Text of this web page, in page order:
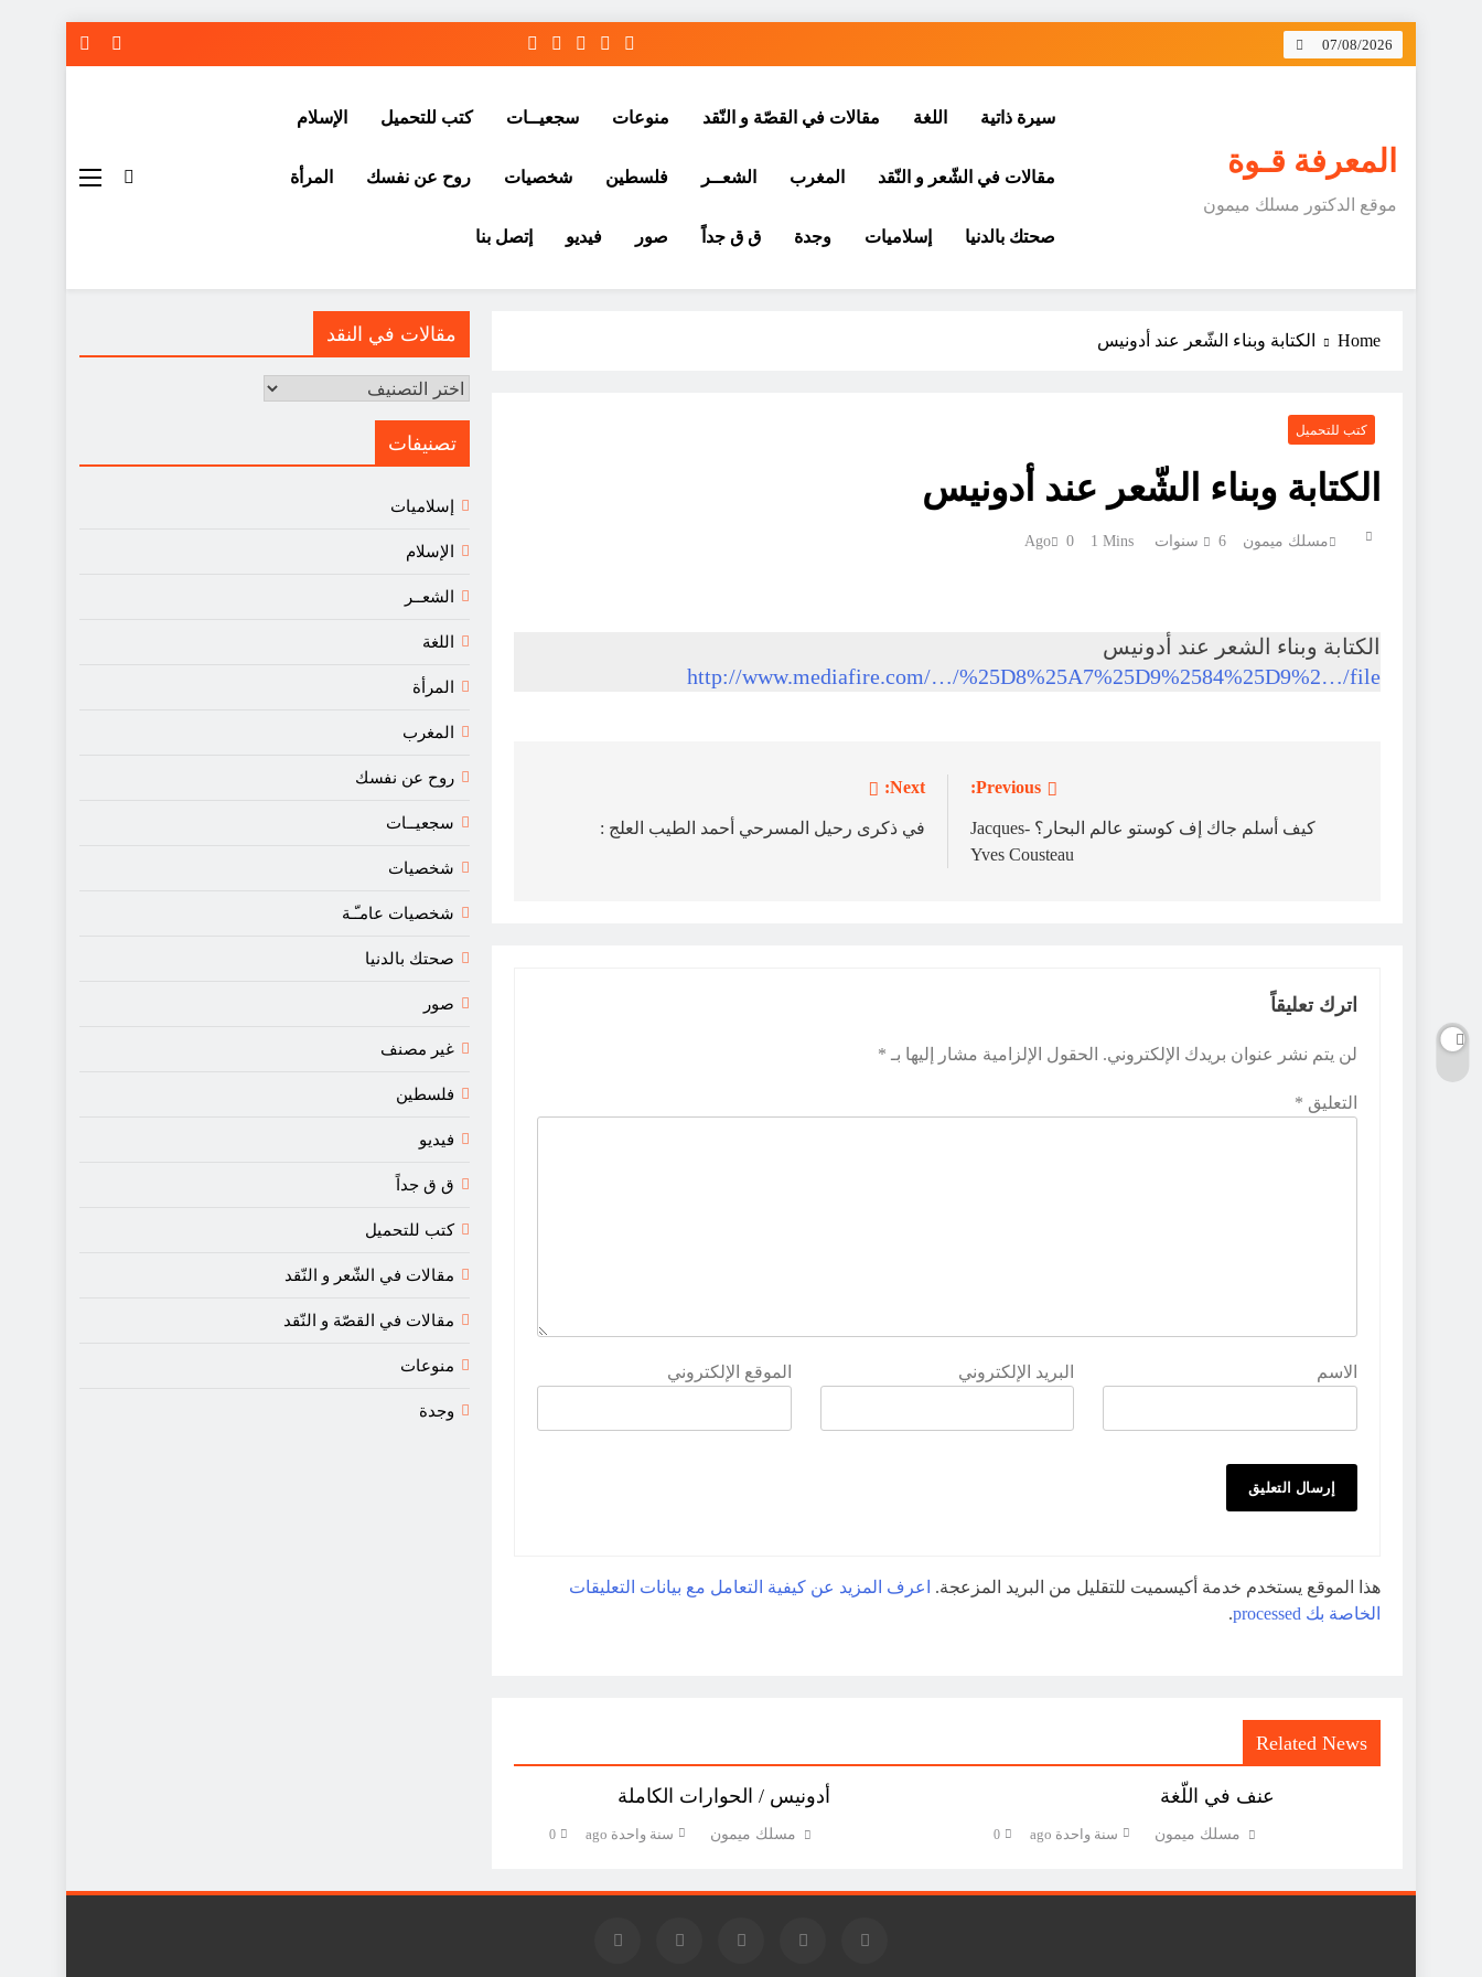
Skip
07/08/2026
المعرفة قـوة
موقع الدكتور مسلك ميمون
سيرة ذاتية اللغة مقالات في القصّة و النّقد منوعات سجعيــات كتب للتحميل الإسلام
مقالات في الشّعر و النّقد المغرب الشعــر فلسطين شخصيات روح عن نفسك المرأة
صحتك بالدنيا إسلاميات وجدة ق ق جداً صور فيديو إتصل بنا
Home الكتابة وبناء الشّعر عند أدونيس
كتب للتحميل
الكتابة وبناء الشّعر عند أدونيس
مسلك ميمون 6 سنوات Ago 0 1 Mins
الكتابة وبناء الشعر عند أدونيس
http://www.mediafire.com/…/%25D8%25A7%25D9%2584%25D9%2…/file
المقالات
Previous:
كيف أسلم جاك إف كوستو عالم البحار؟ Jacques-
Yves Cousteau
Next:
في ذكرى رحيل المسرحي أحمد الطيب العلج :
اترك تعليقاً
لن يتم نشر عنوان بريدك الإلكتروني. الحقول الإلزامية مشار إليها بـ *
التعليق *
الاسم البريد الإلكتروني الموقع الإلكتروني
هذا الموقع يستخدم خدمة أكيسميت للتقليل من البريد المزعجة.
اعرف المزيد عن كيفية التعامل مع بيانات التعليقات
الخاصة بك processed
.
Related News
عنف في اللّغة
مسلك ميمون سنة واحدة ago 0
أدونيس / الحوارات الكاملة
مسلك ميمون سنة واحدة ago 0
مقالات في النقد
مقالات
النقد
تصنيفات
إسلاميات
الإسلام
الشعــر
اللغة
المرأة
المغرب
روح عن نفسك
سجعيــات
شخصيات
شخصيات عامـّـة
صحتك بالدنيا
صور
غير مصنف
فلسطين
فيديو
ق ق جداً
كتب للتحميل
مقالات في الشّعر و النّقد
مقالات في القصّة و النّقد
منوعات
وجدة